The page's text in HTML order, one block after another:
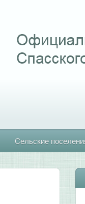
Сельские